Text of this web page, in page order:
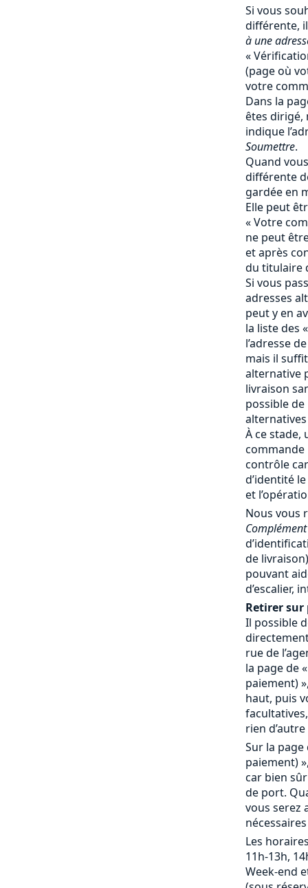
Si vous
différente,
à une
«
(page où
votre
Dans la
êtes dirigé,
indique
Soumettre.
Quand
différente
gardée en
Elle peut
« Votre
ne peut
et après
du titulaire
Si vous
adresses
peut y en
la liste des
l’adresse
mais il
alternative
livraison
possible
À ce stade,
commande
contrôle
d’identité
et
Nous vous
Complément
de
pouvant
d’escalier,
Retirer sur
Il possible
rue de
la page de
paiement)
haut, puis
rien
Sur la
paiement)
car bien
de port.
vous serez
Les
11h-13h,
Week-end